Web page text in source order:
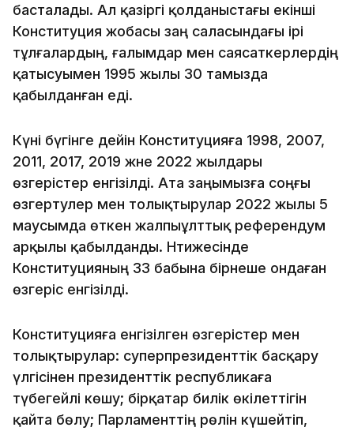
басталады. Ал қазіргі қолданыстағы екінші
Конституция жобасы заң саласындағы ірі
тұлғалардың, ғалымдар мен саясаткерлердің
қатысуымен 1995 жылы 30 тамызда
қабылданған еді.
Күні бүгінге дейін Конституцияға 1998, 2007,
2011, 2017, 2019 және 2022 жылдары
өзгерістер енгізілді. Ата заңымызға соңғы
өзгертулер мен толықтырулар 2022 жылы 5
маусымда өткен жалпыұлттық референдум
арқылы қабылданды. Нәтижесінде
Конституцияның 33 бабына бірнеше ондаған
өзгеріс енгізілді.
Конституцияға енгізілген өзгерістер мен
толықтырулар: суперпрезиденттік басқару
үлгісінен президенттік республикаға
түбегейлі көшу; бірқатар билік өкілеттігін
қайта бөлу; Парламенттің рөлін күшейтіп,